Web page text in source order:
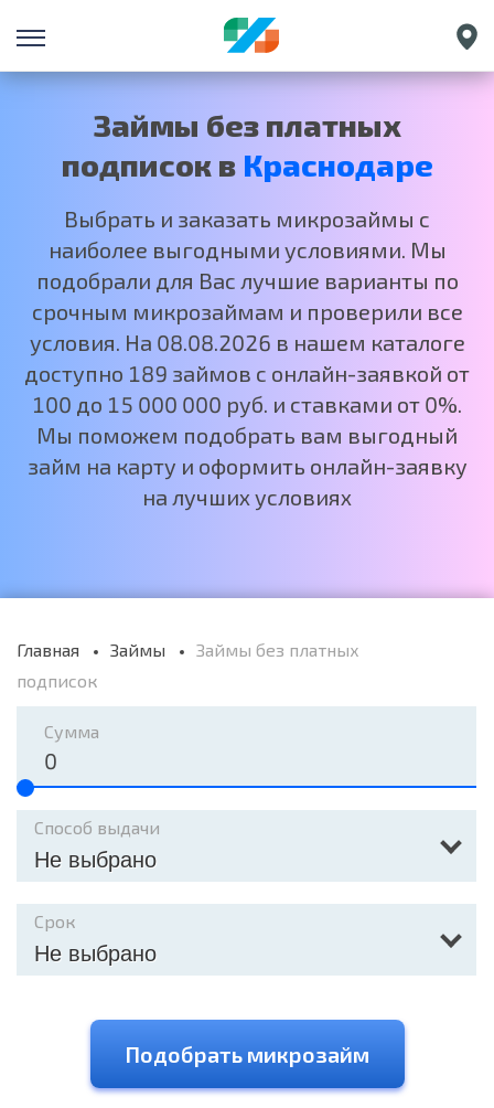
Санкт-Петербург
Москва
Займы без платных
подписок в Краснодаре
Выбрать и заказать микрозаймы с
наиболее выгодными условиями. Мы
подобрали для Вас лучшие варианты по
срочным микрозаймам и проверили все
условия. На 08.08.2026 в нашем каталоге
доступно 189 займов с онлайн-заявкой от
100 до 15 000 000 руб. и ставками от 0%.
Мы поможем подобрать вам выгодный
займ на карту и оформить онлайн-заявку
на лучших условиях
Главная Займы
Займы без платных
подписок
Сумма
Способ выдачи
Не выбрано
Срок
Не выбрано
Подобрать микрозайм